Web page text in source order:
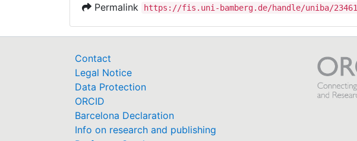
Permalink https://fis.uni-bamberg.de/handle/uniba/23461
Contact
Legal Notice
Data Protection
ORCID
Barcelona Declaration
Info on research and publishing